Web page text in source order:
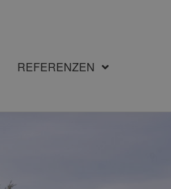
REFERENZEN